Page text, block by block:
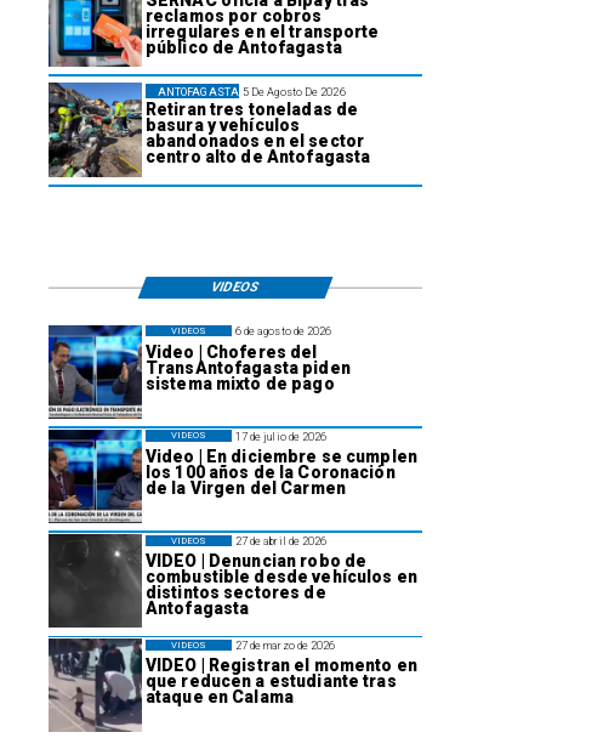
reclamos por cobros
irregulares en el transporte
público de Antofagasta
5 De Agosto De 2026
Retiran tres toneladas de
basura y vehículos
abandonados en el sector
centro alto de Antofagasta
ANTOFAGASTA
VIDEOS
6 de agosto de 2026
Video | Choferes del
TransAntofagasta piden
sistema mixto de pago
VIDEOS
17 de julio de 2026
Video | En diciembre se cumplen
los 100 años de la Coronación
de la Virgen del Carmen
VIDEOS
27 de abril de 2026
VIDEO | Denuncian robo de
combustible desde vehículos en
distintos sectores de
Antofagasta
VIDEOS
27 de marzo de 2026
VIDEO | Registran el momento en
que reducen a estudiante tras
ataque en Calama
VIDEOS